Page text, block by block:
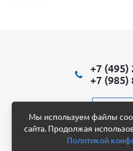
+7 (495)
+7 (985)
2012 - 2026 ©
Мы используем файлы
сайта. Продолжая
Политикой